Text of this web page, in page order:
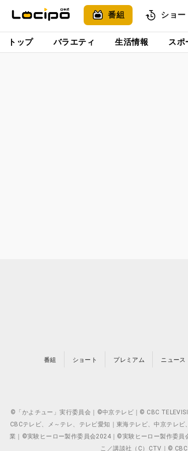
番組 ショー
トップ バラエティ 生活情報 スポ
番組 ショート プレミアム ニュース
©「かよチュー」実行委員会｜©中京テレビ｜© CBC
CBCテレビ、メ～テレ、テレビ愛知｜東海テレビ、中京テレ
業｜©実験ヒーロー製作委員会2024｜©実験ヒーロー製作委員
こ／講談社（C）CTV｜©